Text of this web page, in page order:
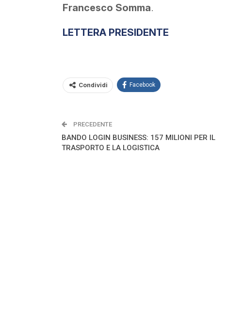
Francesco Somma.
LETTERA PRESIDENTE
Condividi Facebook
PRECEDENTE
BANDO LOGIN BUSINESS: 157 MILIONI PER IL
TRASPORTO E LA LOGISTICA